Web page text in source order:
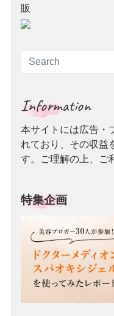
Information
本サイトには広告・
れており、その収益
す。ご理解の上、ご
特集企画